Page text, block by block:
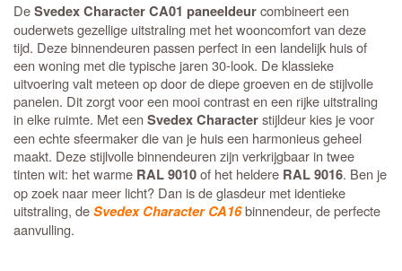
DeSvedex Character CA01 paneeldeurcombineert een
ouderwets gezellige uitstraling met het wooncomfort van deze
tijd. Deze binnendeuren passen perfect in een landelijk huis of
een woning met die typische jaren 30-look. De klassieke
uitvoering valt meteen op door de diepe groeven en de stijlvolle
panelen. Dit zorgt voor een mooi contrast en een rijke uitstraling
in elke ruimte. Met eenSvedex Characterstijldeur kies je voor
een echte sfeermaker die van je huis een harmonieus geheel
maakt. Deze stijlvolle binnendeuren zijn verkrijgbaar in twee
tinten wit: het warme RAL 9010of het heldere RAL 9016. Ben je
op zoek naar meer licht? Dan is de glasdeur met identieke
uitstraling, deSvedex Character CA16binnendeur, de perfecte
aanvulling.